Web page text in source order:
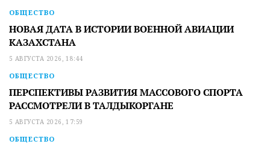
ОБЩЕСТВО
НОВАЯ ДАТА В ИСТОРИИ ВОЕННОЙ АВИАЦИИ
КАЗАХСТАНА
5 АВГУСТА 2026, 18:44
ОБЩЕСТВО
ПЕРСПЕКТИВЫ РАЗВИТИЯ МАССОВОГО СПОРТА
РАССМОТРЕЛИ В ТАЛДЫКОРГАНЕ
5 АВГУСТА 2026, 17:59
ОБЩЕСТВО